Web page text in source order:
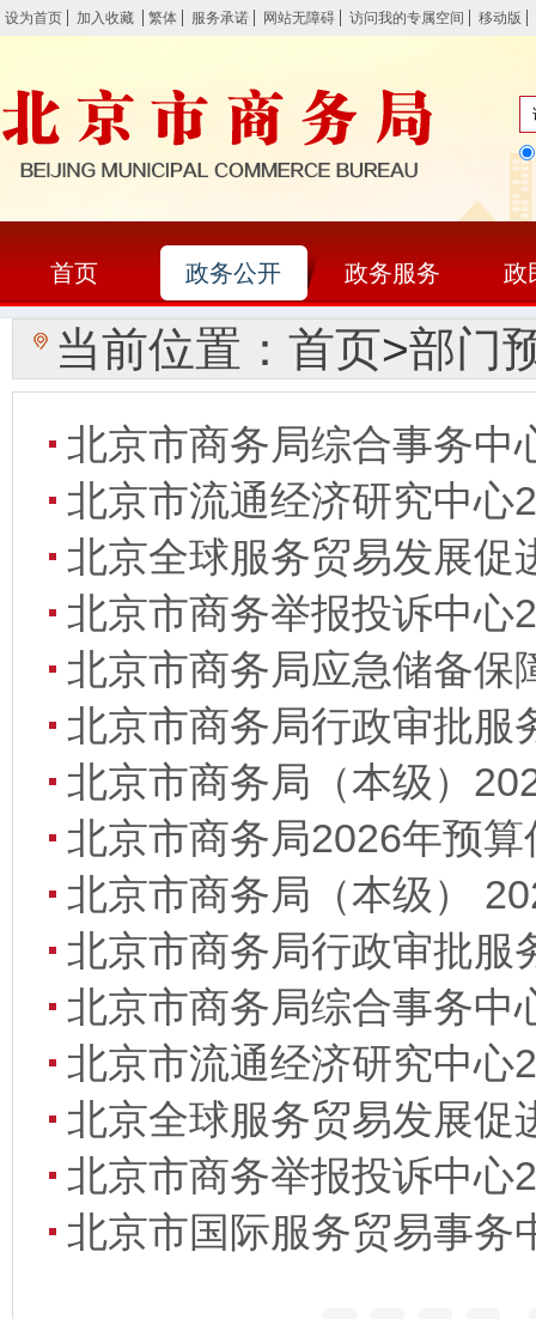
设为首页 加入收藏 繁体 服务承诺 网站无障碍 访问我的专属空间 移动版
首页 政务公开 政务服务 政
当前位置： 首页>部门
北京市商务局综合事务中
北京市流通经济研究中心
北京全球服务贸易发展促
北京市商务举报投诉中心
北京市商务局应急储备保
北京市商务局行政审批服
北京市商务局（本级）
北京市商务局2026年预算
北京市商务局（本级）
北京市商务局行政审批服
北京市商务局综合事务中
北京市流通经济研究中心
北京全球服务贸易发展促
北京市商务举报投诉中心
北京市国际服务贸易事务